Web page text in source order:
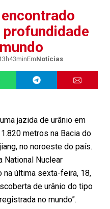
EmNotícias
jazida de urânio em
metros na Bacia do
no noroeste do país.
National Nuclear
na última sexta-feira, 18,
de urânio do tipo
no mundo”.